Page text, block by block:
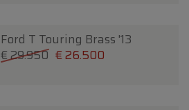
Ford T Touring Brass '13
€ 29.950 € 26.500